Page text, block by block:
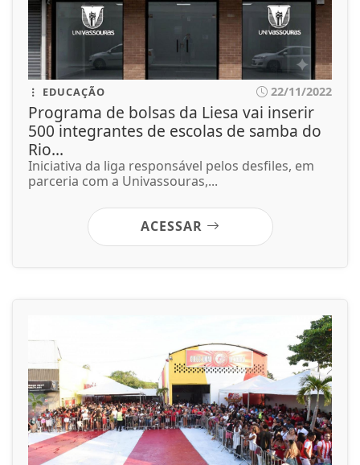
EDUCAÇÃO 22/11/2022
Programa de bolsas da Liesa vai inserir
500 integrantes de escolas de samba do
Rio...
Iniciativa da liga responsável pelos desfiles, em
parceria com a Univassouras,...
ACESSAR